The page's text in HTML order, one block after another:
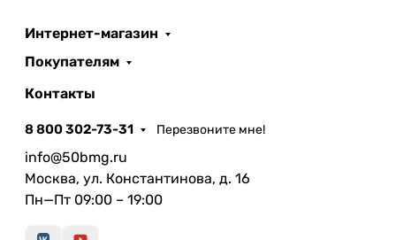
Интернет-магазин
Покупателям
Контакты
8 800 302-73-31 Перезвоните мне!
info@50bmg.ru
Москва, ул. Константинова, д. 16
Пн—Пт 09:00 – 19:00